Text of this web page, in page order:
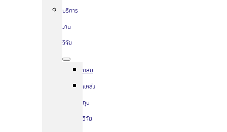
บริการ
งาน
วิจัย
กลับ
แหล่ง
ทุน
วิจัย